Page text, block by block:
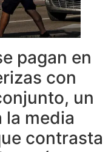
pagan en
con
un
la media
contrasta